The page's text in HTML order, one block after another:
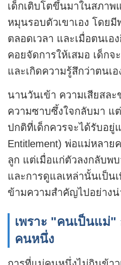
เด็กเติบโตขึ้นมาในสภา
หมุนรอบตัวเขาเอง โดย
ตลอดเวลา และเมื่อตนเ
คอยจัดการให้เสมอ เด็ก
และเกิดความรู้สึกว่าตนเ
นานวันเข้า ความเสียสล
ความซาบซึ้งใจกลับมา แ
ปกติที่เด็กควรจะได้รับอยู่
Entitlement) พ่อแม่หลาย
ลูก แต่เมื่อแก่ตัวลงกลับพ
และการดูแลเหล่านั้นเป็น
ข้ามความสำคัญไปอย่างน่
เพราะ "คนเป็นแม่
คนหนึ่ง